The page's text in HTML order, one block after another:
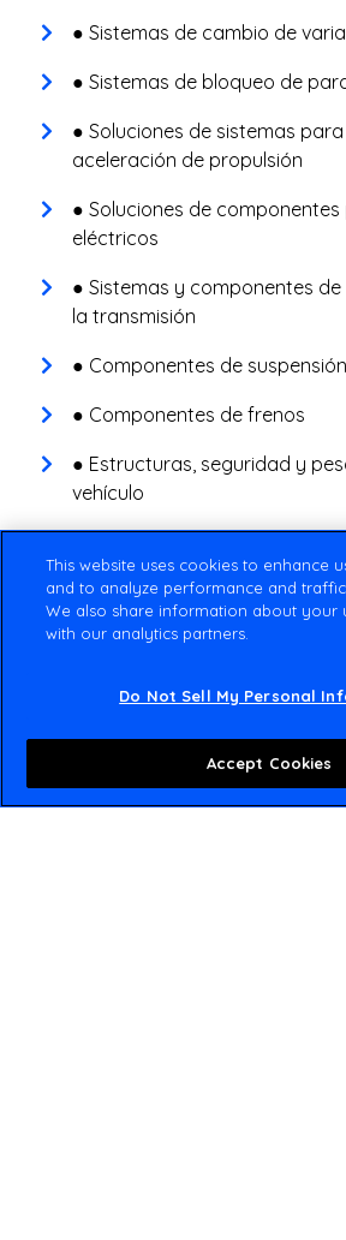
● Sistemas de cambio de
● Sistemas de bloqueo de
● Soluciones de sistemas
aceleración de propulsión
● Soluciones de
eléctricos
● Sistemas y componentes
la transmisión
● Componentes de suspensión
● Componentes de frenos
● Estructuras, seguridad y
vehículo
Más información
This website uses cookies to enhance
and to analyze performance and
We also share information about your
with our analytics partners.
Do Not Sell My Personal
Accept Cookies